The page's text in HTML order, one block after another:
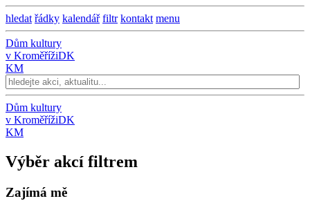
hledat řádky kalendář filtr kontakt menu
Dům kultury
v KroměřížiDK
KM
Dům kultury
v KroměřížiDK
KM
Výběr akcí filtrem
Zajímá mě